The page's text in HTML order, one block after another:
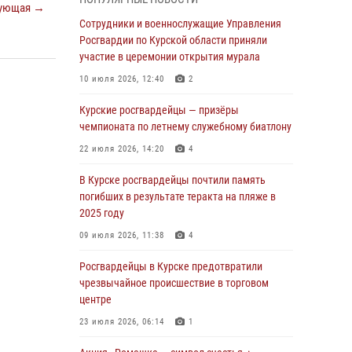
→
При содействии спецназа Росгвардии в
Курске пресечена попытка сбыта крупной
партии наркотиков
04 августа 2026, 12:52
Курской области проверили 85 владельцев
оружия
04 августа 2026, 07:00
В Курской области росгвардейцы за
прошедшую неделю совершили 297 выездов
по сигналу «тревога»
03 августа 2026, 09:46
За прошедшую неделю росгвардейцы
Курской области проверили более 90
владельцев оружия
30 июля 2026, 07:00
Сотрудники и военнослужащие Управления
Росгвардии по Курской области приняли
участие в церемонии открытия мурала
10 июля 2026, 12:40 2
Курские росгвардейцы — призёры
чемпионата по летнему служебному биатлону
22 июля 2026, 14:20 4
В Курске росгвардейцы почтили память
погибших в результате теракта на пляже в
2025 году
09 июля 2026, 11:38 4
Росгвардейцы в Курске предотвратили
чрезвычайное происшествие в торговом
центре
23 июля 2026, 06:14 1